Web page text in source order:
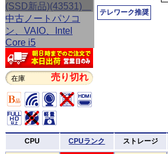
在庫 売り切れ
テレワーク推奨
CPU CPUランク ストレージ